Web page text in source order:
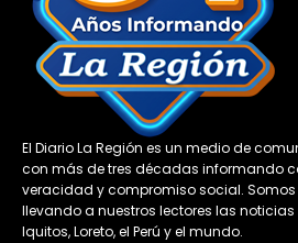
El Diario La Región es un medio de
con más de tres décadas informando
veracidad y compromiso social.
llevando a nuestros lectores las
Iquitos, Loreto, el Perú y el mundo.